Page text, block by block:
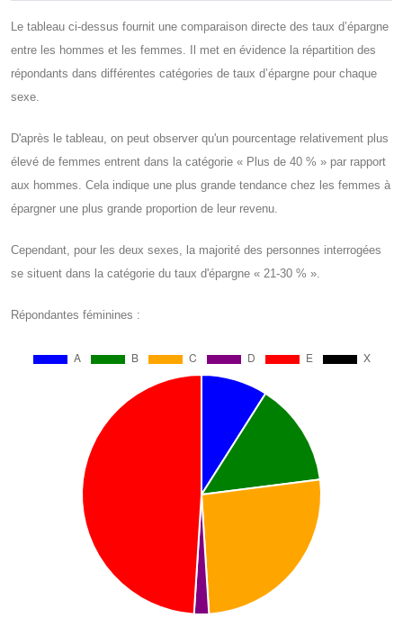
Le tableau ci-dessus fournit une comparaison directe des taux d’épargne
entre les hommes et les femmes. Il met en évidence la répartition des
répondants dans différentes catégories de taux d’épargne pour chaque
sexe.
D'après le tableau, on peut observer qu'un pourcentage relativement plus
élevé de femmes entrent dans la catégorie « Plus de 40 % » par rapport
aux hommes. Cela indique une plus grande tendance chez les femmes à
épargner une plus grande proportion de leur revenu.
Cependant, pour les deux sexes, la majorité des personnes interrogées
se situent dans la catégorie du taux d'épargne « 21-30 % ».
Répondantes féminines :